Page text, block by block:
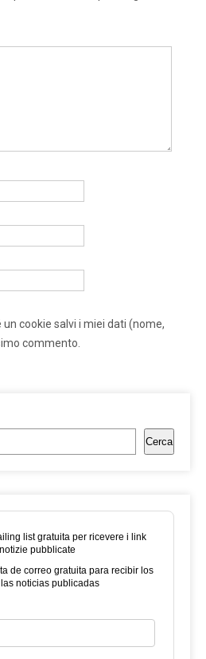
cookie salvi i miei dati (nome,
commento.
Cerca
list gratuita per ricevere i link
pubblicate
de correo gratuita para recibir los
noticias publicadas